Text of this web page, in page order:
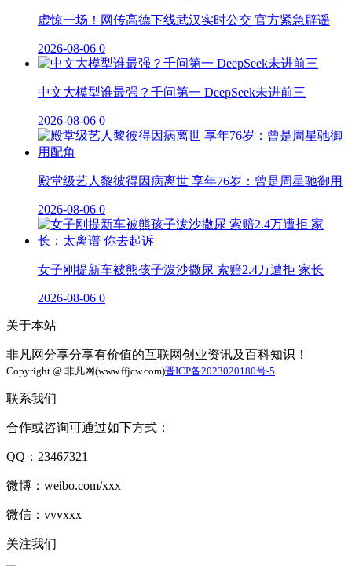
虚惊一场！网传高德下线武汉实时公交 官方紧急辟谣
2026-08-06 0
中文大模型谁最强？千问第一 DeepSeek未进前三
2026-08-06 0
殿堂级艺人黎彼得因病离世 享年76岁：曾是周星驰御用
2026-08-06 0
女子刚提新车被熊孩子泼沙撒尿 索赔2.4万遭拒 家长
2026-08-06 0
关于本站
非凡网分享分享有价值的互联网创业资讯及百科知识！
Copyright @ 非凡网(www.ffjcw.com)晋ICP备2023020180号-5
联系我们
合作或咨询可通过如下方式：
QQ：23467321
微博：weibo.com/xxx
微信：vvvxxx
关注我们